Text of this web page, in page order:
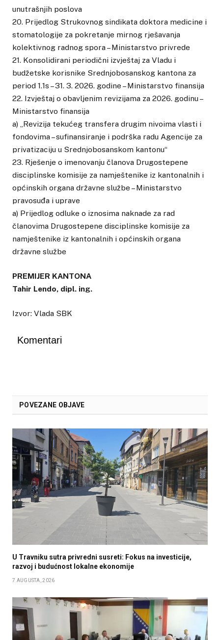
unutrašnjih poslova
20. Prijedlog Strukovnog sindikata doktora medicine i
stomatologije za pokretanje mirnog rješavanja
kolektivnog radnog spora – Ministarstvo privrede
21. Konsolidirani periodični izvještaj za Vladu i
budžetske korisnike Srednjobosanskog kantona za
period 1.1s – 31. 3. 2026. godine – Ministarstvo finansija
22. Izvještaj o obavljenim revizijama za 2026. godinu –
Ministarstvo finansija
a) „Revizija tekućeg transfera drugim nivoima vlasti i
fondovima – sufinansiranje i podrška radu Agencije za
privatizaciju u Srednjobosanskom kantonu“
23. Rješenje o imenovanju članova Drugostepene
disciplinske komisije za namještenike iz kantonalnih i
općinskih organa državne službe – Ministarstvo
pravosuđa i uprave
a) Prijedlog odluke o iznosima naknade za rad
članovima Drugostepene disciplinske komisije za
namještenike iz kantonalnih i općinskih organa
državne službe
PREMIJER KANTONA
Tahir Lendo, dipl. ing.
Izvor: Vlada SBK
Komentari
POVEZANE OBJAVE
U Travniku sutra privredni susreti: Fokus na investicije,
razvoj i budućnost lokalne ekonomije
7 AUGUSTA, 2026